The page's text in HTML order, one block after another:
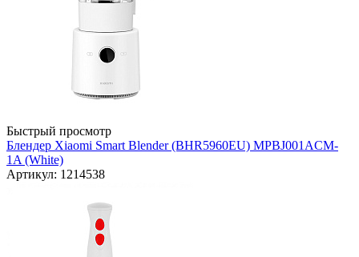
Быстрый просмотр
Блендер Xiaomi Smart Blender (BHR5960EU) MPBJ001ACM-
1A (White)
Артикул: 1214538